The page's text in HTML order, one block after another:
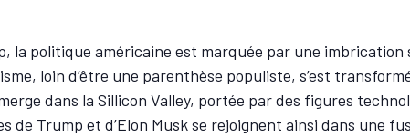
la politique américaine est marquée par une
loin d’être une parenthèse populiste, s’est
dans la Sillicon Valley, portée par des figures
Trump et d’Elon Musk se rejoignent ainsi dans une